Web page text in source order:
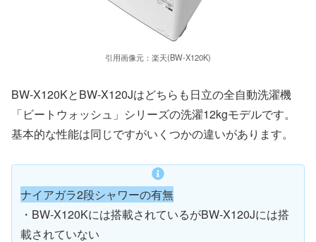
引用画像元：楽天(BW-X120K)
BW-X120KとBW-X120Jはどちらも日立の全自動洗濯機
「ビートウォッシュ」シリーズの洗濯12kgモデルです。
基本的な性能は同じですがいくつかの違いがあります。
ナイアガラ2段シャワーの有無
・BW-X120Kには搭載されているがBW-X120Jには搭
載されていない